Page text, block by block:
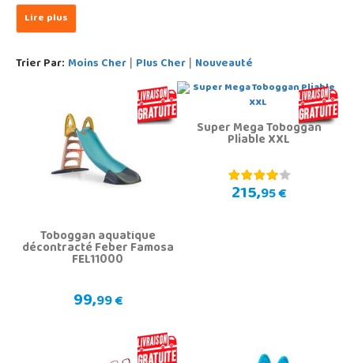
Trier Par: Moins Cher | Plus Cher | Nouveauté
Toboggan aquatique
décontracté Feber Famosa
FEL11000
99,99 €
Super Mega Toboggan
Pliable XXL
215,95 €